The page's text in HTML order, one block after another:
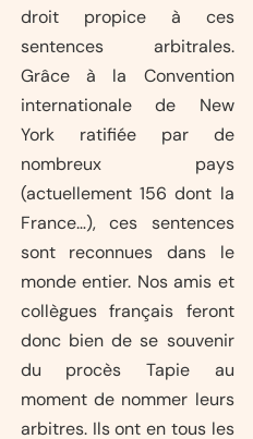
droit propice à ces
sentences arbitrales.
Grâce à la Convention
internationale de New
York ratifiée par de
nombreux pays
(actuellement 156 dont la
France…), ces sentences
sont reconnues dans le
monde entier. Nos amis et
collègues français feront
donc bien de se souvenir
du procès Tapie au
moment de nommer leurs
arbitres. Ils ont en tous les